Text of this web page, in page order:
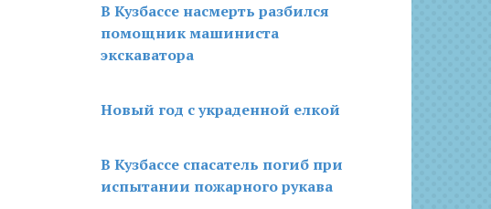
В Кузбассе насмерть разбился
помощник машиниста
экскаватора
Новый год с украденной елкой
В Кузбассе спасатель погиб при
испытании пожарного рукава